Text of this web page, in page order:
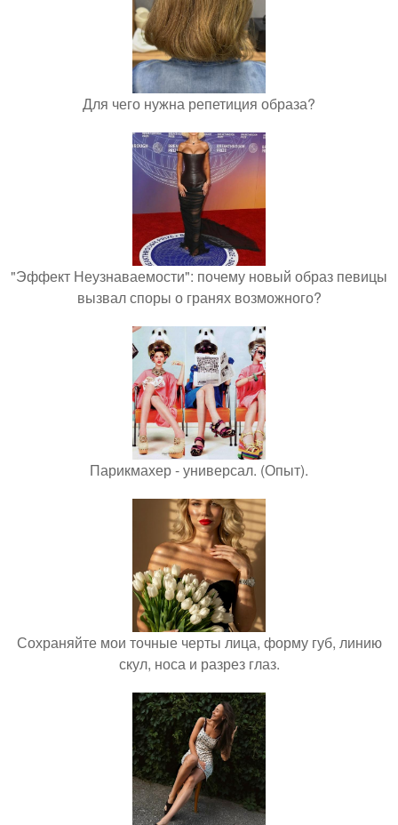
Для чего нужна репетиция образа?
"Эффект Неузнаваемости": почему новый образ певицы
вызвал споры о гранях возможного?
Парикмахер - универсал. (Опыт).
Сохраняйте мои точные черты лица, форму губ, линию
скул, носа и разрез глаз.